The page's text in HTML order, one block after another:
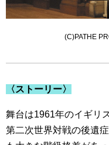
(C)PATHE
〈ストーリー〉
舞台は1961年のイギリ
第二次世界対戦の後遺